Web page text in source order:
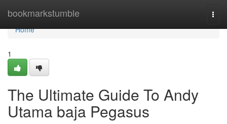
bookmarkstumble
Home
Home
1
The Ultimate Guide To Andy
Utama baja Pegasus